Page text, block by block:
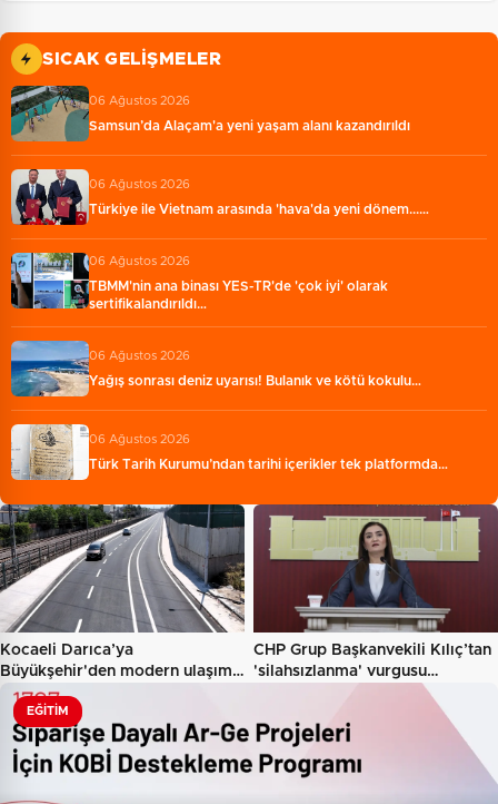
SICAK GELIŞMELER
06 Ağustos 2026
Samsun’da Alaçam'a yeni yaşam alanı kazandırıldı
06 Ağustos 2026
Türkiye ile Vietnam arasında 'hava'da yeni dönem...…
06 Ağustos 2026
TBMM'nin ana binası YES-TR'de 'çok iyi' olarak
sertifikalandırıldı…
06 Ağustos 2026
Yağış sonrası deniz uyarısı! Bulanık ve kötü kokulu…
06 Ağustos 2026
Türk Tarih Kurumu’ndan tarihi içerikler tek platformda…
Kocaeli Darıca’ya
Büyükşehir'den modern ulaşım
yatırımı…
CHP Grup Başkanvekili Kılıç’tan
'silahsızlanma' vurgusu…
EĞITIM